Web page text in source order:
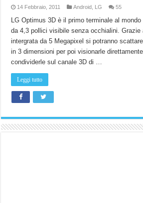
14 Febbraio, 2011 Android LG 55
LG Optimus 3D è il primo terminale al
da 4,3 pollici visibile senza occhialini. Grazie
intergrata da 5 Megapixel si potranno
in 3 dimensioni per poi visionarle
condividerle sul canale 3D di …
Leggi tutto